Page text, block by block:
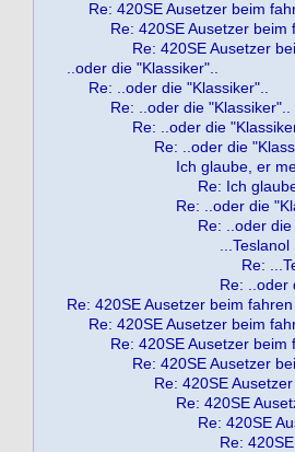
Re: 420SE Ausetzer beim
Re: 420SE Ausetzer
Re: 420SE Ausetzer
..oder die "Klassiker"..
Re: ..oder die "Klassiker"..
Re: ..oder die
Re: ..oder die
Re: ..oder die
Ich glaube, er
Re: Ich
Re: ..oder die
Re: ..oder
Re:
Re: ..oder
Re: 420SE Ausetzer beim
Re: 420SE Ausetzer beim
Re: 420SE Ausetzer
Re: 420SE Ausetzer
Re: 420SE
Re: 420SE
Re: 420SE
Re: